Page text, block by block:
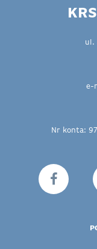
ul.
e-
Nr konta: